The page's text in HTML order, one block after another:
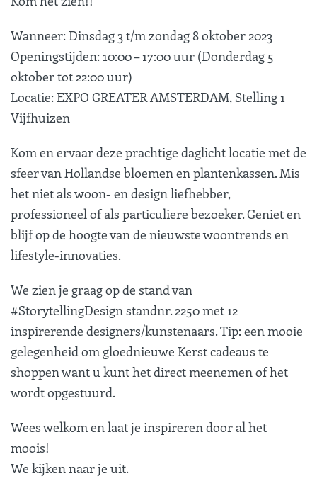
Wanneer: Dinsdag 3 t/m zondag 8 oktober 2023
Openingstijden: 10:00 – 17:00 uur (Donderdag 5
oktober tot 22:00 uur)
Locatie: EXPO GREATER AMSTERDAM, Stelling 1
Vijfhuizen
Kom en ervaar deze prachtige daglicht locatie met de
sfeer van Hollandse bloemen en plantenkassen. Mis
het niet als woon- en design liefhebber,
professioneel of als particuliere bezoeker. Geniet en
blijf op de hoogte van de nieuwste woontrends en
lifestyle-innovaties.
We zien je graag op de stand van
#StorytellingDesign standnr. 2250 met 12
inspirerende designers/kunstenaars. Tip: een mooie
gelegenheid om gloednieuwe Kerst cadeaus te
shoppen want u kunt het direct meenemen of het
wordt opgestuurd.
Wees welkom en laat je inspireren door al het
moois!
We kijken naar je uit.